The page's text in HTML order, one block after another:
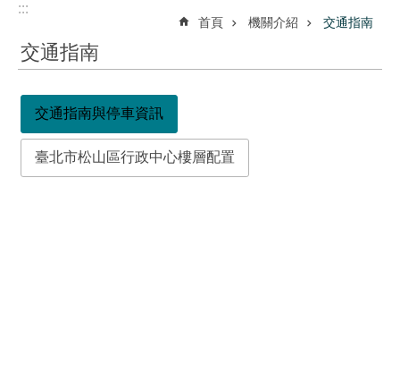
:::
:::
首頁 機關介紹 交通指南
交通指南
交通指南與停車資訊
臺北市松山區行政中心樓層配置